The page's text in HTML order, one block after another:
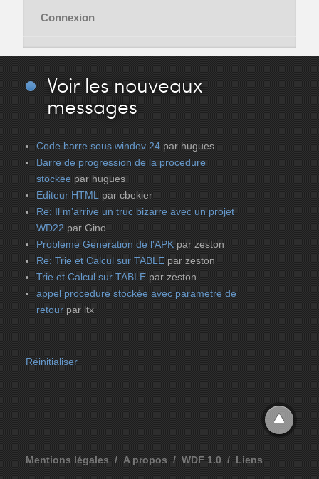
Connexion
Voir les nouveaux
messages
Code barre sous windev 24 par hugues
Barre de progression de la procedure
stockee par hugues
Editeur HTML par cbekier
Re: Il m'arrive un truc bizarre avec un projet
WD22 par Gino
Probleme Generation de l'APK par zeston
Re: Trie et Calcul sur TABLE par zeston
Trie et Calcul sur TABLE par zeston
appel procedure stockée avec parametre de
retour par ltx
Réinitialiser
Mentions légales A propos WDF 1.0 Liens